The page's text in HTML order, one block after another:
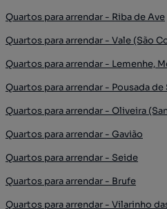
Quartos para arrendar - Riba de Ave
Quartos para arrendar - Vale (São
Quartos para arrendar - Lemenhe,
Quartos para arrendar - Pousada de
Quartos para arrendar - Oliveira
Quartos para arrendar - Gavião
Quartos para arrendar - Seide
Quartos para arrendar - Brufe
Quartos para arrendar - Vilarinho